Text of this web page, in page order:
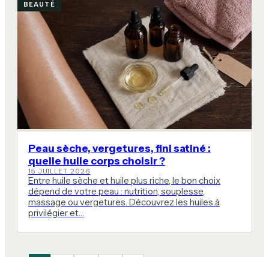
BEAUTÉ
Peau sèche, vergetures, fini satiné :
quelle huile corps choisir ?
15 JUILLET 2026
Entre huile sèche et huile plus riche, le bon choix
dépend de votre peau : nutrition, souplesse,
massage ou vergetures. Découvrez les huiles à
privilégier et…